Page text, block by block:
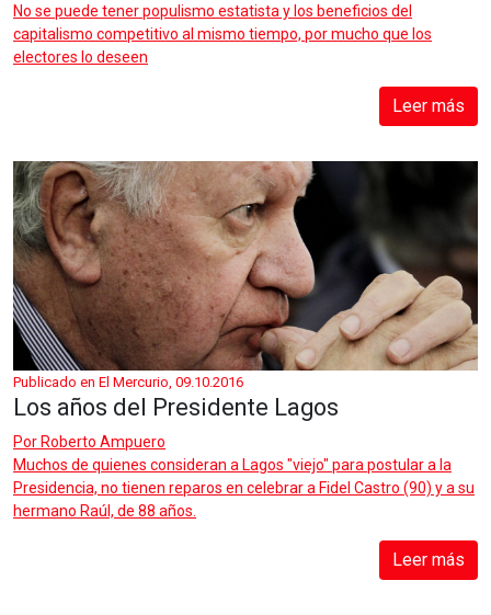
No se puede tener populismo estatista y los beneficios del
capitalismo competitivo al mismo tiempo, por mucho que los
electores lo deseen
Leer más
Publicado en El Mercurio, 09.10.2016
Los años del Presidente Lagos
PorRoberto Ampuero
Muchos de quienes consideran a Lagos "viejo" para postular a la
Presidencia, no tienen reparos en celebrar a Fidel Castro (90) y a su
hermano Raúl, de 88 años.
Leer más